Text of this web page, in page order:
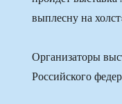
выплесну на
Организаторы
Российского